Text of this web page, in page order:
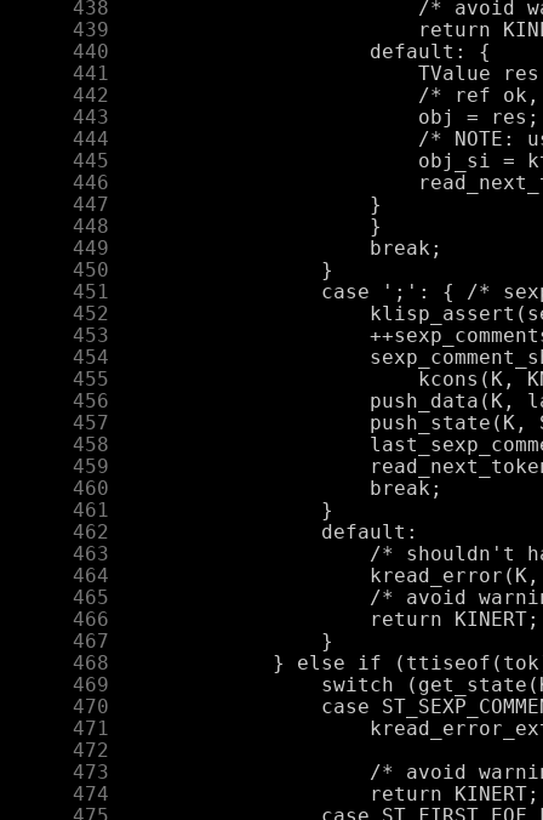
    438
    439
    440
    441
    442
    443
    444
    445
    446
    447
    448
    449
    450
    451
    452
    453
    454
    455
    456
    457
    458
    459
    460
    461
    462
    463
    464
    465
    466
    467
    468
    469
    470
    471
    472
    473
    474